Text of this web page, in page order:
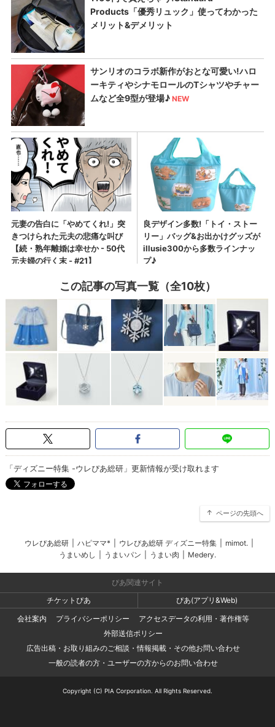
この記事の写真一覧（全10枚）
「ディズニー特集 -ウレぴあ総研」更新情報が受け取れます
ページの先頭へ
ウレぴあ総研 ハピママ* ウレぴあ総研 ディズニー特集 mimot.
うまいめし
うまいパン うまい肉 Medery.
ぴあ関連サイト
チケットぴあ
ぴあ(アプリ&Web)
会社案内
プライバシーポリシー
アクセスデータの利用・著作権等
外部送信ポリシー
広告出稿・お取り組みのご相談・情報掲載・その他お問い合わせ
一般の読者の方・ユーザーの方からのお問い合わせ
Copyright (C) PIA Corporation. All Rights Reserved.